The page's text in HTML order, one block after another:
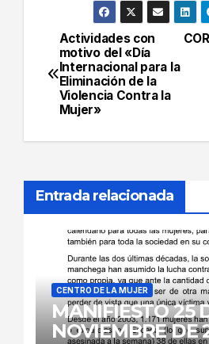
Navegación
de
entradas
Actividades con
motivo del «Día
Internacional para la
Eliminación de la
Violencia Contra la
Mujer»
Entrada relacionada
CENTRO DE LA MUJER
MANIFIESTO 25
NOVIEMBRE DE